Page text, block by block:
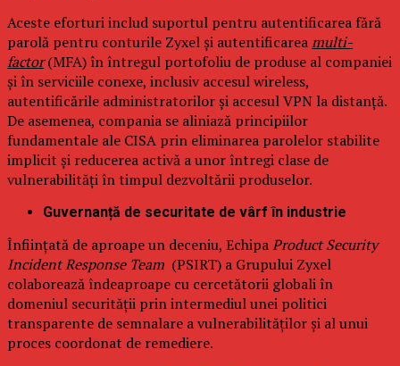
Aceste eforturi includ suportul pentru autentificarea fără
parolă pentru conturile Zyxel și autentificareamulti-
factor(MFA) în întregul portofoliu de produse al companiei
și în serviciile conexe, inclusiv accesul wireless,
autentificările administratorilor și accesul VPN la distanță.
De asemenea, compania se aliniază principiilor
fundamentale ale CISA prin eliminarea parolelor stabilite
implicit și reducerea activă a unor întregi clase de
vulnerabilități în timpul dezvoltării produselor.
Guvernanță de securitate de vârf în industrie
Înființată de aproape un deceniu, EchipaProduct Security
Incident Response Team (PSIRT) a Grupului Zyxel
colaborează îndeaproape cu cercetătorii globali în
domeniul securității prin intermediul unei politici
transparente de semnalare a vulnerabilităților și al unui
proces coordonat de remediere.